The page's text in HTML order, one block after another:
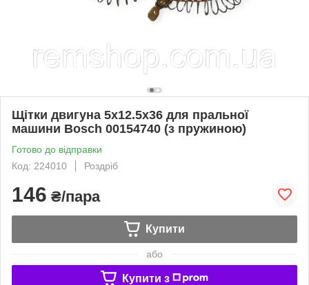
Щітки двигуна 5x12.5x36 для пральної
машини Bosch 00154740 (з пружиною)
Готово до відправки
Код: 224010
Роздріб
146 ₴/пара
Купити
або
Купити з